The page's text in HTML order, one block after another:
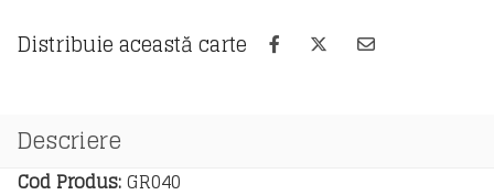
-
caiet
pentru
grupa
mică
Distribuie această carte
Descriere
Cod Produs:GR040